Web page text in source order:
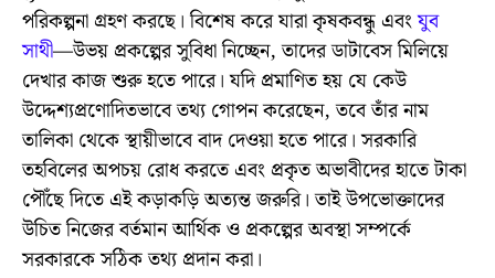
পরিকল্পনা গ্রহণ করছে। বিশেষ করে যারা কৃষকবন্ধু এবংযুব
সাথী—উভয় প্রকল্পের সুবিধা নিচ্ছেন, তাদের ডাটাবেস মিলিয়ে
দেখার কাজ শুরু হতে পারে। যদি প্রমাণিত হয় যে কেউ
উদ্দেশ্যপ্রণোদিতভাবে তথ্য গোপন করেছেন, তবে তাঁর নাম
তালিকা থেকে স্থায়ীভাবে বাদ দেওয়া হতে পারে। সরকারি
তহবিলের অপচয় রোধ করতে এবং প্রকৃত অভাবীদের হাতে টাকা
পৌঁছে দিতে এই কড়াকড়ি অত্যন্ত জরুরি। তাই উপভোক্তাদের
উচিত নিজের বর্তমান আর্থিক ও প্রকল্পের অবস্থা সম্পর্কে
সরকারকে সঠিক তথ্য প্রদান করা।